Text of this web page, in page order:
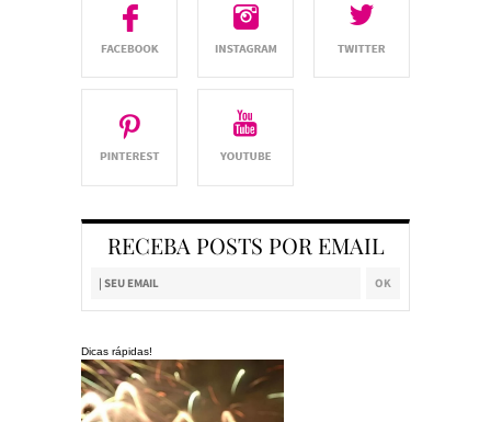
RECEBA POSTS POR EMAIL
Dicas rápidas!